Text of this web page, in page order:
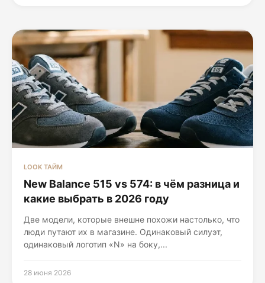
LOOK ТАЙМ
New Balance 515 vs 574: в чём разница и
какие выбрать в 2026 году
Две модели, которые внешне похожи настолько, что
люди путают их в магазине. Одинаковый силуэт,
одинаковый логотип «N» на боку,...
28 июня 2026